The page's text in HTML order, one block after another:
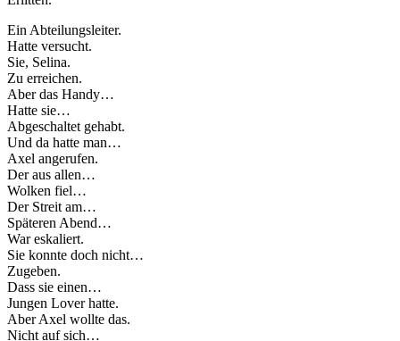
Ein Abteilungsleiter.
Hatte versucht.
Sie, Selina.
Zu erreichen.
Aber das Handy…
Hatte sie…
Abgeschaltet gehabt.
Und da hatte man…
Axel angerufen.
Der aus allen…
Wolken fiel…
Der Streit am…
Späteren Abend…
War eskaliert.
Sie konnte doch nicht…
Zugeben.
Dass sie einen…
Jungen Lover hatte.
Aber Axel wollte das.
Nicht auf sich…